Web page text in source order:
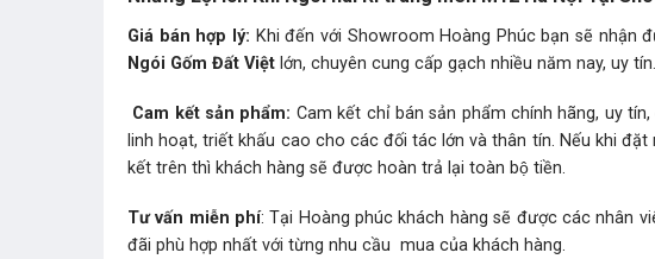
Giá bán hợp lý: Khi đến với Showroom Hoàng Phúc bạn sẽ nhận
Ngói Gốm Đất Việt lớn, chuyên cung cấp gạch nhiều năm nay, uy
Cam kết sản phẩm: Cam kết chỉ bán sản phẩm chính hãng, uy
linh hoạt, triết khấu cao cho các đối tác lớn và thân tín. Nếu khi
kết trên thì khách hàng sẽ được hoàn trả lại toàn bộ tiền.
Tư vấn miễn phí: Tại Hoàng phúc khách hàng sẽ được các nhân
đãi phù hợp nhất với từng nhu cầu mua của khách hàng.